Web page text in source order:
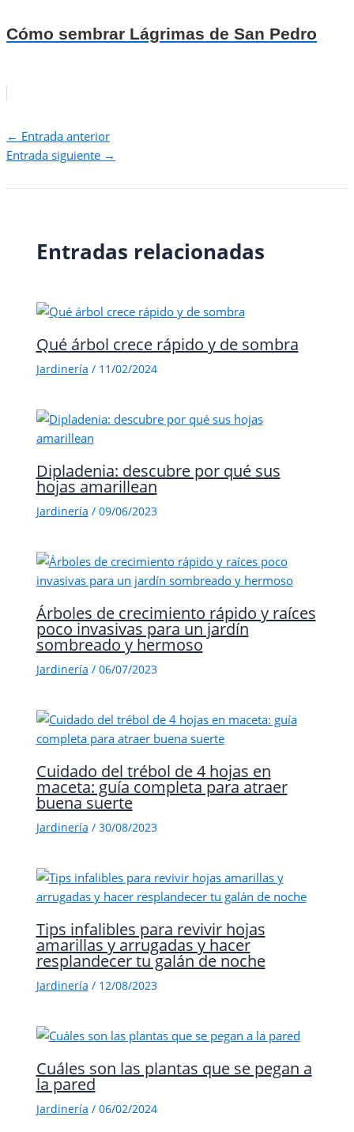
Cómo sembrar Lágrimas de San Pedro
← Entrada anterior
Entrada siguiente →
Entradas relacionadas
Qué árbol crece rápido y de sombra
Jardinería / 11/02/2024
Dipladenia: descubre por qué sus
hojas amarillean
Jardinería / 09/06/2023
Árboles de crecimiento rápido y raíces
poco invasivas para un jardín
sombreado y hermoso
Jardinería / 06/07/2023
Cuidado del trébol de 4 hojas en
maceta: guía completa para atraer
buena suerte
Jardinería / 30/08/2023
Tips infalibles para revivir hojas
amarillas y arrugadas y hacer
resplandecer tu galán de noche
Jardinería / 12/08/2023
Cuáles son las plantas que se pegan a
la pared
Jardinería / 06/02/2024